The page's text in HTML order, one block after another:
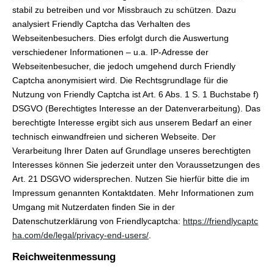
stabil zu betreiben und vor Missbrauch zu schützen. Dazu
analysiert Friendly Captcha das Verhalten des
Webseitenbesuchers. Dies erfolgt durch die Auswertung
verschiedener Informationen – u.a. IP-Adresse der
Webseitenbesucher, die jedoch umgehend durch Friendly
Captcha anonymisiert wird. Die Rechtsgrundlage für die
Nutzung von Friendly Captcha ist Art. 6 Abs. 1 S. 1 Buchstabe f)
DSGVO (Berechtigtes Interesse an der Datenverarbeitung). Das
berechtigte Interesse ergibt sich aus unserem Bedarf an einer
technisch einwandfreien und sicheren Webseite. Der
Verarbeitung Ihrer Daten auf Grundlage unseres berechtigten
Interesses können Sie jederzeit unter den Voraussetzungen des
Art. 21 DSGVO widersprechen. Nutzen Sie hierfür bitte die im
Impressum genannten Kontaktdaten. Mehr Informationen zum
Umgang mit Nutzerdaten finden Sie in der
Datenschutzerklärung von Friendlycaptcha: https://friendlycaptc
ha.com/de/legal/privacy-end-users/
Reichweitenmessung